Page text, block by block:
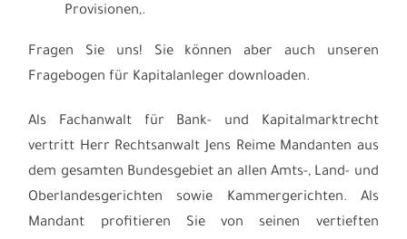
Provisionen,.
Fragen Sie uns! Sie können aber auch unseren
Fragebogen für Kapitalanleger downloaden.
Als Fachanwalt für Bank- und Kapitalmarktrecht
vertritt Herr Rechtsanwalt Jens Reime Mandanten aus
dem gesamten Bundesgebiet an allen Amts-, Land- und
Oberlandesgerichten sowie Kammergerichten. Als
Mandant profitieren Sie von seinen vertieften